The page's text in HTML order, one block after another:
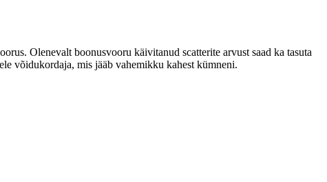
Olenevalt boonusvooru käivitanud scatterite arvust saad ka tasuta
võidukordaja, mis jääb vahemikku kahest kümneni.